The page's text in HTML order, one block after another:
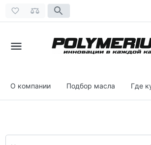
О компании Подбор масла Где